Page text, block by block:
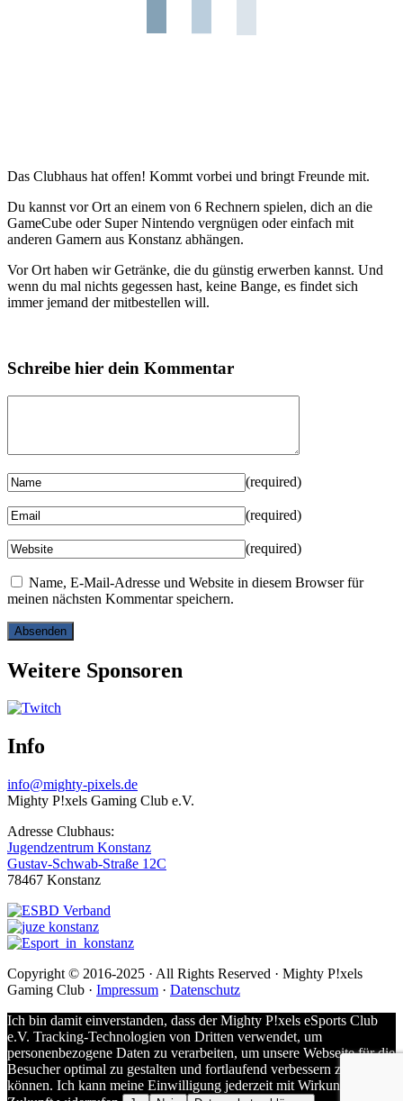
Das Clubhaus hat offen! Kommt vorbei und bringt Freunde mit.
Du kannst vor Ort an einem von 6 Rechnern spielen, dich an die
GameCube oder Super Nintendo vergnügen oder einfach mit
anderen Gamern aus Konstanz abhängen.
Vor Ort haben wir Getränke, die du günstig erwerben kannst. Und
wenn du mal nichts gegessen hast, keine Bange, es findet sich
immer jemand der mitbestellen will.
Schreibe hier dein Kommentar
(required)
(required)
(required)
Name, E-Mail-Adresse und Website in diesem Browser für
meinen nächsten Kommentar speichern.
Weitere Sponsoren
Info
info@mighty-pixels.de
Mighty P!xels Gaming Club e.V.
Adresse Clubhaus:
Jugendzentrum Konstanz
Gustav-Schwab-Straße 12C
78467 Konstanz
Copyright © 2016-2025 · All Rights Reserved · Mighty P!xels
Gaming Club · Impressum · Datenschutz
Ich bin damit einverstanden, dass der Mighty P!xels eSports Club
e.V. Tracking-Technologien von Dritten verwendet, um
personenbezogene Daten zu verarbeiten, um unsere Webseite für die
Besucher optimal zu gestalten und fortlaufend verbessern zu
können. Ich kann meine Einwilligung jederzeit mit Wirkung für die